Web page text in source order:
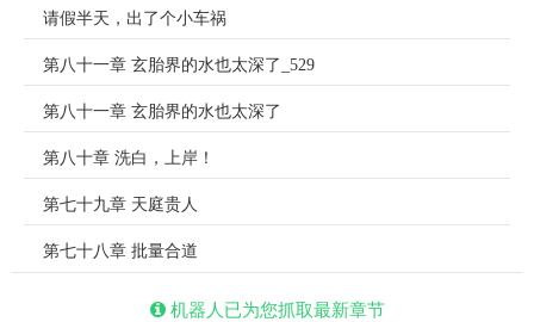
请假半天，出了个小车祸
第八十一章 玄胎界的水也太深了_529
第八十一章 玄胎界的水也太深了
第八十章 洗白，上岸！
第七十九章 天庭贵人
第七十八章 批量合道
机器人已为您抓取最新章节